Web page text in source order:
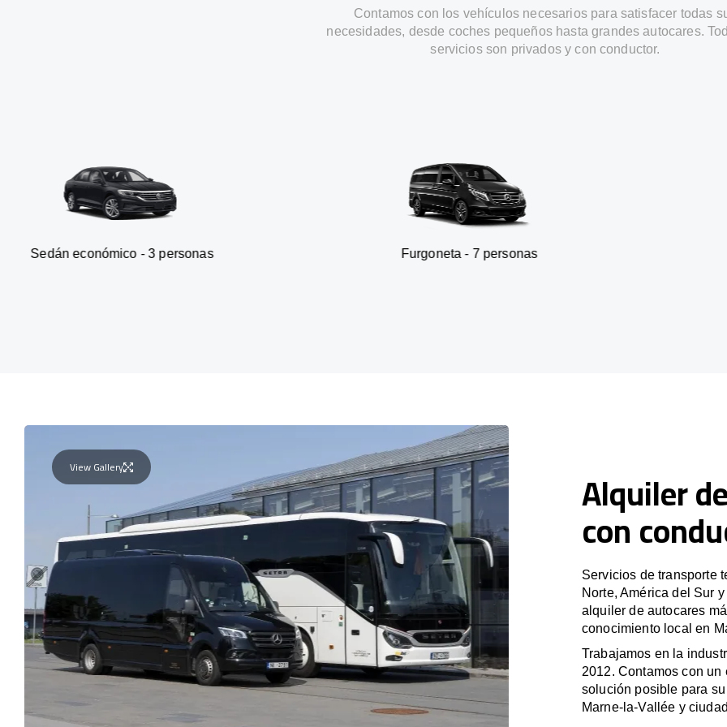
Contamos con los vehículos necesarios para satisfacer todas
necesidades, desde coches pequeños hasta grandes autocares.
servicios son privados y con conductor.
- 3 personas Furgoneta - 7 personas SUV -
View Gallery Alquiler
con
Servicios de transporte
Norte, América del Sur
alquiler de autocares
conocimiento local en
Trabajamos en la
2012. Contamos con
solución posible para
Marne-la-Vallée y